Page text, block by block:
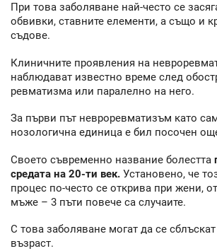
При това заболяване най-често се
обвивки, ставните елементи, а също и
съдове.
Клиничните проявления на
наблюдават известно време след
ревматизма или паралелно на него.
За първи път невроревматизъм като
нозологична единица е бил посочен
Своето съвременно название болестта
средата на 20-ти век. Установено, че
процес по-често се открива при жени,
мъже – 3 пъти повече са случаите.
С това заболяване могат да се
възраст.